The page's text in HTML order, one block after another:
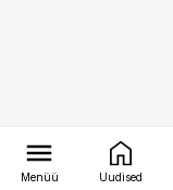
Menüü Uudised